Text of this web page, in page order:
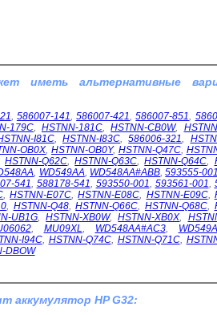
иметь альтернативные
, 586007-141,586007-421,586007-851,
179C, HSTNN-181C,HSTNN-CB0W,
I81C, HSTNN-I83C,586006-321,
OB0X, HSTNN-OB0Y, HSTNN-Q47C,
HSTNN-Q62C,HSTNN-Q63C,HSTNN-Q64C,
, WD549AA, WD548AA#ABB,593555-
541, 588178-541, 593550-001, 593561-001,
,HSTNN-E07C,HSTNN-E08C, HSTNN-E09C,
, HSTNN-Q48,HSTNN-Q66C, HSTNN-Q68C,
UB1G,HSTNN-XB0W,HSTNN-XB0X,
, MU09XL, WD548AA#AC3,
I94C, HSTNN-Q74C, HSTNN-Q71C,
DBOW
аккумулятор HP G32: